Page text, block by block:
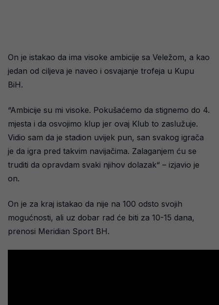
On je istakao da ima visoke ambicije sa Veležom, a kao
jedan od ciljeva je naveo i osvajanje trofeja u Kupu
BiH.
“Ambicije su mi visoke. Pokušaćemo da stignemo do 4.
mjesta i da osvojimo klup jer ovaj Klub to zaslužuje.
Vidio sam da je stadion uvijek pun, san svakog igrača
je da igra pred takvim navijačima. Zalaganjem ću se
truditi da opravdam svaki njihov dolazak“ – izjavio je
on.
On je za kraj istakao da nije na 100 odsto svojih
mogućnosti, ali uz dobar rad će biti za 10-15 dana,
prenosi Meridian Sport BH.